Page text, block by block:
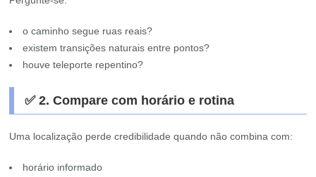
o caminho segue ruas reais?
existem transições naturais entre pontos?
houve teleporte repentino?
✅ 2. Compare com horário e rotina
Uma localização perde credibilidade quando não combina com:
horário informado